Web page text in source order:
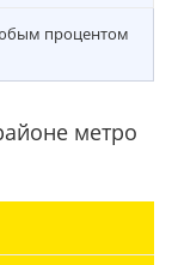
процентом
метро